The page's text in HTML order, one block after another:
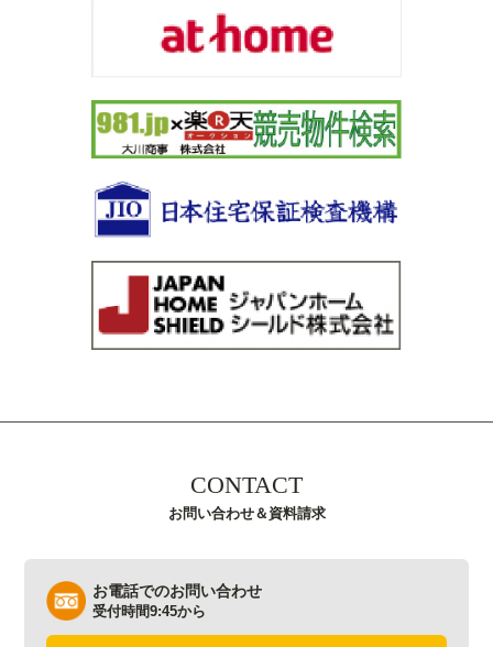
CONTACT
お問い合わせ＆資料請求
お電話でのお問い合わせ
受付時間9:45から